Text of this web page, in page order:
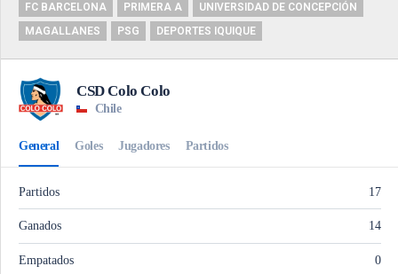
FC BARCELONA
PRIMERA A
UNIVERSIDAD DE CONCEPCIÓN
MAGALLANES
PSG DEPORTES IQUIQUE